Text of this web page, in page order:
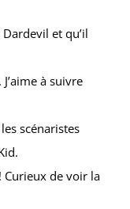
et qu’il
à suivre
scénaristes
Curieux de voir la